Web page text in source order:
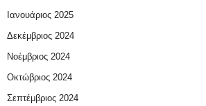
Ιανουάριος 2025
Δεκέμβριος 2024
Νοέμβριος 2024
Οκτώβριος 2024
Σεπτέμβριος 2024